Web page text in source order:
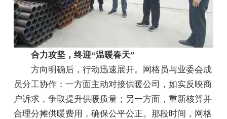
合力攻坚，终迎“温暖春天”
方向明确后，行动迅速展开。网格员与业委会成
员分工协作：一方面主动对接供暖公司，如实反映商
户诉求，争取提升供暖质量；另一方面，重新核算并
合理分摊供暖费用，确保公平公正。那段时间，网格